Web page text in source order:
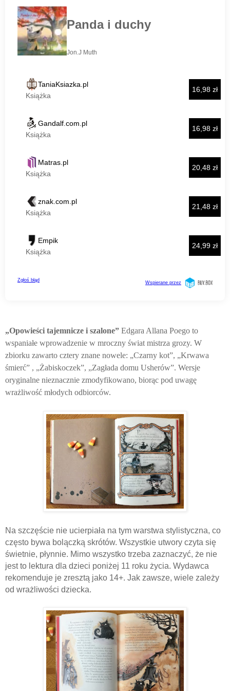
„Opowieści tajemnicze i szalone” Edgara Allana Poego to
wspaniałe wprowadzenie w mroczny świat mistrza grozy. W
zbiorku zawarto cztery znane nowele: „Czarny kot”, „Krwawa
śmierć” , „Żabiskoczek”, „Zagłada domu Usherów”. Wersje
oryginalne nieznacznie zmodyfikowano, biorąc pod uwagę
wrażliwość młodych odbiorców.
Na szczęście nie ucierpiała na tym warstwa stylistyczna, co
często bywa bolączką skrótów. Wszystkie utwory czyta się
świetnie, płynnie. Mimo wszystko trzeba zaznaczyć, że nie
jest to lektura dla dzieci poniżej 11 roku życia. Wydawca
rekomenduje je zresztą jako 14+. Jak zawsze, wiele zależy
od wrażliwości dziecka.